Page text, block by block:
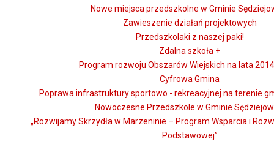
Nowe miejsca przedszkolne w Gminie
Zawieszenie działań projektowych
Przedszkolaki z naszej paki!
Zdalna szkoła +
Program rozwoju Obszarów Wiejskich na lata
Cyfrowa Gmina
Poprawa infrastruktury sportowo - rekreacyjnej na terenie
Nowoczesne Przedszkole w Gminie
„Rozwijamy Skrzydła w Marzeninie – Program Wsparcia i
Podstawowej”